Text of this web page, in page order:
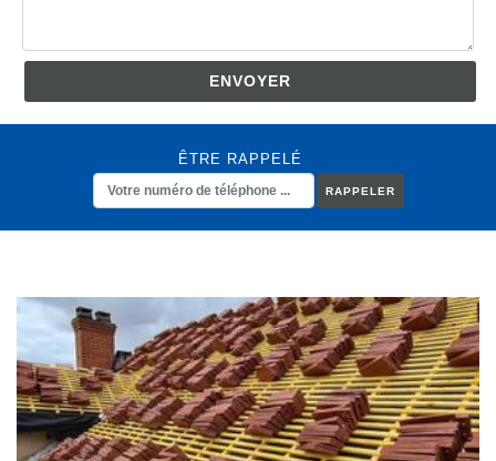
ÊTRE RAPPELÉ